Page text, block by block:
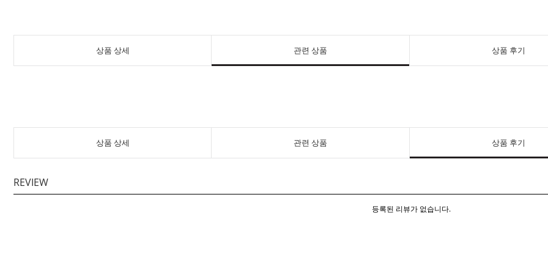
상품 상세 관련 상품 상품 후기
상품 상세 관련 상품 상품 후기
REVIEW
등록된 리뷰가 없습니다.